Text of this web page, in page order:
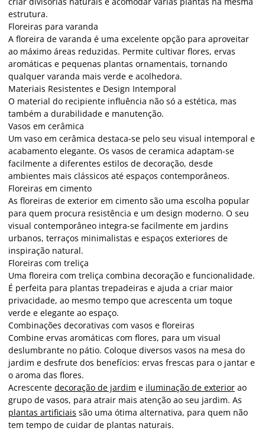
estrutura.
Floreiras para varanda
A floreira de varanda é uma excelente opção para aproveitar
ao máximo áreas reduzidas. Permite cultivar flores, ervas
aromáticas e pequenas plantas ornamentais, tornando
qualquer varanda mais verde e acolhedora.
Materiais Resistentes e Design Intemporal
O material do recipiente influência não só a estética, mas
também a durabilidade e manutenção.
Vasos em cerâmica
Um vaso em cerâmica destaca-se pelo seu visual intemporal e
acabamento elegante. Os vasos de ceramica adaptam-se
facilmente a diferentes estilos de decoração, desde
ambientes mais clássicos até espaços contemporâneos.
Floreiras em cimento
As floreiras de exterior em cimento são uma escolha popular
para quem procura resistência e um design moderno. O seu
visual contemporâneo integra-se facilmente em jardins
urbanos, terraços minimalistas e espaços exteriores de
inspiração natural.
Floreiras com treliça
Uma floreira com treliça combina decoração e funcionalidade.
É perfeita para plantas trepadeiras e ajuda a criar maior
privacidade, ao mesmo tempo que acrescenta um toque
verde e elegante ao espaço.
Combinações decorativas com vasos e floreiras
Combine ervas aromáticas com flores, para um visual
deslumbrante no pátio. Coloque diversos vasos na mesa do
jardim e desfrute dos benefícios: ervas frescas para o jantar e
o aroma das flores.
Acrescente decoração de jardim e iluminação de exterior ao
grupo de vasos, para atrair mais atenção ao seu jardim. As
plantas artificiais são uma ótima alternativa, para quem não
tem tempo de cuidar de plantas naturais.